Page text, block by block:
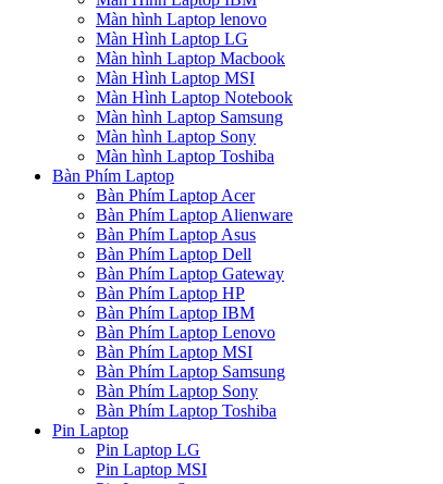
Màn hình Laptop lenovo
Màn Hình Laptop LG
Màn hình Laptop Macbook
Màn Hình Laptop MSI
Màn Hình Laptop Notebook
Màn hình Laptop Samsung
Màn hình Laptop Sony
Màn hình Laptop Toshiba
Bàn Phím Laptop
Bàn Phím Laptop Acer
Bàn Phím Laptop Alienware
Bàn Phím Laptop Asus
Bàn Phím Laptop Dell
Bàn Phím Laptop Gateway
Bàn Phím Laptop HP
Bàn Phím Laptop IBM
Bàn Phím Laptop Lenovo
Bàn Phím Laptop MSI
Bàn Phím Laptop Samsung
Bàn Phím Laptop Sony
Bàn Phím Laptop Toshiba
Pin Laptop
Pin Laptop LG
Pin Laptop MSI